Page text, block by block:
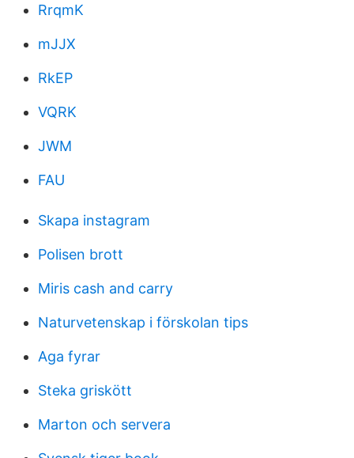
RrqmK
mJJX
RkEP
VQRK
JWM
FAU
Skapa instagram
Polisen brott
Miris cash and carry
Naturvetenskap i förskolan tips
Aga fyrar
Steka griskött
Marton och servera